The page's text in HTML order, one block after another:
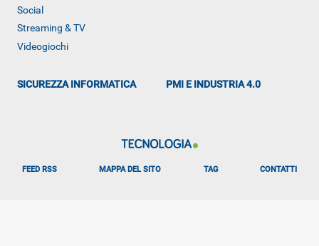
ALTRO
Social
Streaming & TV
Videogiochi
SICUREZZA INFORMATICA PMI E INDUSTRIA 4.0
FEED RSS MAPPA DEL SITO TAG CONTATTI